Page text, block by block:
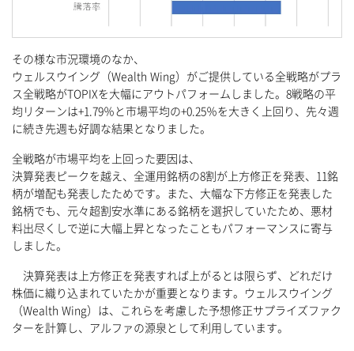
その様な市況環境のなか、
ウェルスウイング（Wealth Wing）がご提供している全戦略がプラ
ス全戦略がTOPIXを大幅にアウトパフォームしました。8戦略の平
均リターンは+1.79％と市場平均の+0.25％を大きく上回り、先々週
に続き先週も好調な結果となりました。
全戦略が市場平均を上回った要因は、
決算発表ピークを越え、全運用銘柄の8割が上方修正を発表、11銘
柄が増配も発表したためです。また、大幅な下方修正を発表した
銘柄でも、元々超割安水準にある銘柄を選択していたため、悪材
料出尽くしで逆に大幅上昇となったこともパフォーマンスに寄与
しました。
決算発表は上方修正を発表すれば上がるとは限らず、どれだけ
株価に織り込まれていたかが重要となります。ウェルスウイング
（Wealth Wing）は、これらを考慮した予想修正サプライズファク
ターを計算し、アルファの源泉として利用しています。